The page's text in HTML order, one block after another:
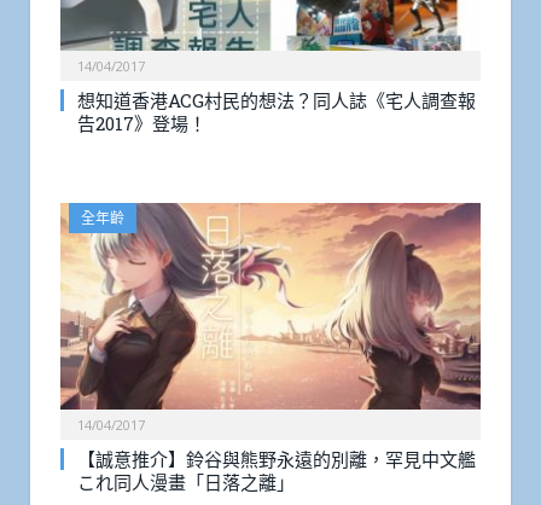
14/04/2017
想知道香港ACG村民的想法？同人誌《宅人調查報
告2017》登場！
全年齡
14/04/2017
【誠意推介】鈴谷與熊野永遠的別離，罕見中文艦
これ同人漫畫「日落之離」